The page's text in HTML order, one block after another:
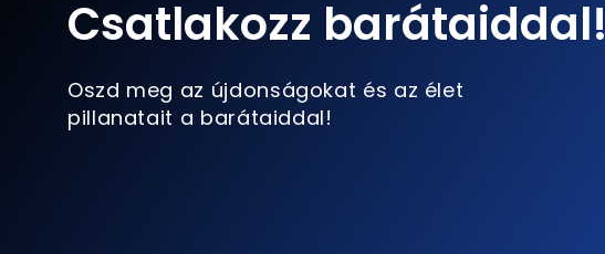
Csatlakozz barátaiddal!
Oszd meg az újdonságokat és az élet
pillanatait a barátaiddal!